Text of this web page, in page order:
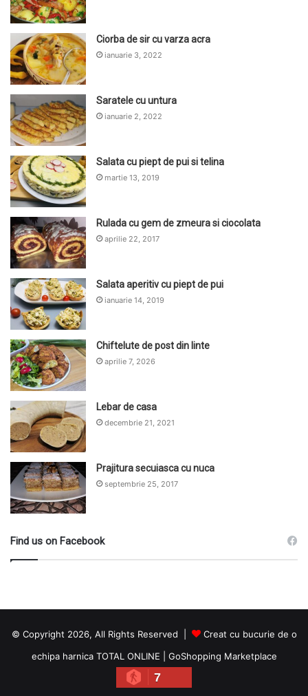
Ciorba de sir cu varza acra
ianuarie 3, 2022
Saratele cu untura
ianuarie 2, 2022
Salata cu piept de pui si telina
martie 13, 2019
Rulada cu gem de zmeura si ciocolata
aprilie 22, 2017
Salata aperitiv cu piept de pui
ianuarie 14, 2019
Chiftelute de post din linte
aprilie 7, 2026
Lebar de casa
decembrie 21, 2021
Prajitura secuiasca cu nuca
septembrie 25, 2017
Find us on Facebook
© Copyright 2026, All Rights Reserved |
Creat cu bucurie de o
echipa harnica TOTAL ONLINE
GoShopping Marketplace
7